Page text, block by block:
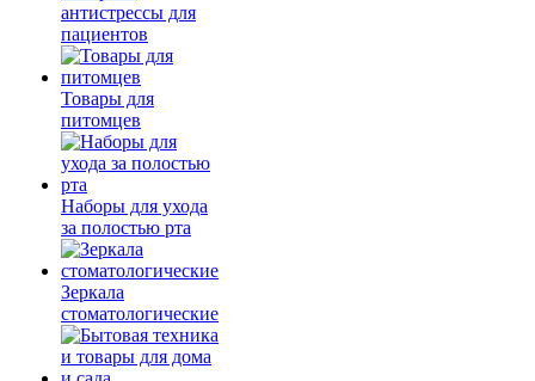
антистрессы для
пациентов
Товары для
питомцев
Наборы для ухода
за полостью рта
Зеркала
стоматологические